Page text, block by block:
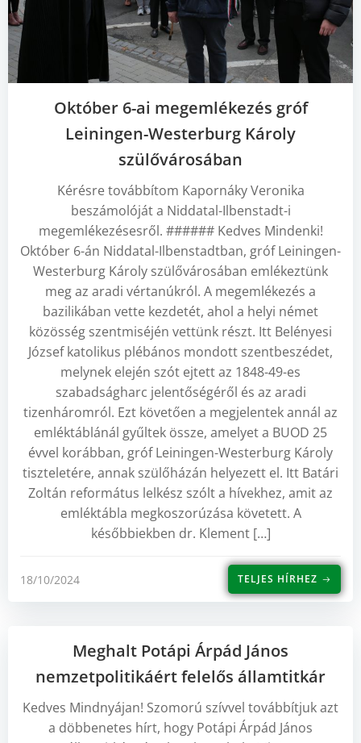
Október 6-ai megemlékezés gróf
Leiningen-Westerburg Károly
szülővárosában
Kérésre továbbítom Kapornáky Veronika
beszámolóját a Niddatal-Ilbenstadt-i
megemlékezésesről. ###### Kedves Mindenki!
Október 6-án Niddatal-Ilbenstadtban, gróf Leiningen-
Westerburg Károly szülővárosában emlékeztünk
meg az aradi vértanúkról. A megemlékezés a
bazilikában vette kezdetét, ahol a helyi német
közösség szentmiséjén vettünk részt. Itt Belényesi
József katolikus plébános mondott szentbeszédet,
melynek elején szót ejtett az 1848-49-es
szabadságharc jelentőségéről és az aradi
tizenháromról. Ezt követően a megjelentek annál az
emléktáblánál gyűltek össze, amelyet a BUOD 25
évvel korábban, gróf Leiningen-Westerburg Károly
tiszteletére, annak szülőházán helyezett el. Itt Batári
Zoltán református lelkész szólt a hívekhez, amit az
emléktábla megkoszorúzása követett. A
későbbiekben dr. Klement […]
18/10/2024 TELJES HÍRHEZ
Meghalt Potápi Árpád János
nemzetpolitikáért felelős államtitkár
Kedves Mindnyájan! Szomorú szívvel továbbítjuk azt
a döbbenetes hírt, hogy Potápi Árpád János